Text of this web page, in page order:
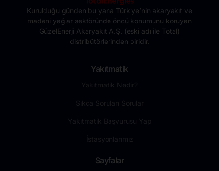
Kurulduğu günden bu yana Türkiye’nin akaryakıt ve
madeni yağlar sektöründe öncü konumunu koruyan
GüzelEnerji Akaryakıt A.Ş. (eski adı ile Total)
distribütörlerinden biridir.
Yakıtmatik
Yakıtmatik Nedir?
Sıkça Sorulan Sorular
Yakıtmatik Başvurusu Yap
İstasyonlarımız
Sayfalar